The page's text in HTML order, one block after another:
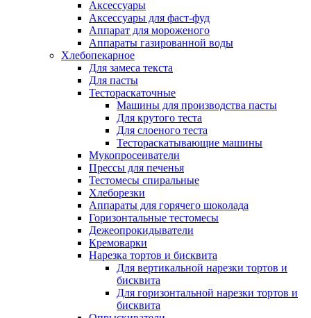
Аксессуары
Аксессуары для фаст-фуд
Аппарат для мороженого
Аппараты газированной воды
Хлебопекарное
Для замеса текста
Для пасты
Тестораскаточные
Машины для производства пасты
Для крутого теста
Для слоеного теста
Тестораскатывающие машины
Мукопросеиватели
Прессы для печенья
Тестомесы спиральные
Хлеборезки
Аппараты для горячего шоколада
Горизонтальные тестомесы
Дежеопрокидыватели
Кремоварки
Нарезка тортов и бисквита
Для вертикальной нарезки тортов и
бисквита
Для горизонтальной нарезки тортов и
бисквита